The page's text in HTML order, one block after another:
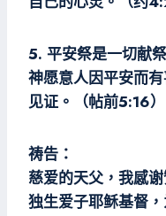
5. 平安祭是一切献
神愿意人因平安而
见证。（帖前5:16）
祷告：
慈爱的天父，我感
独生爱子耶稣基督